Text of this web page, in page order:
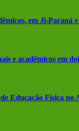
em Ji-Paraná
e acadêmicos em
Educação Física no